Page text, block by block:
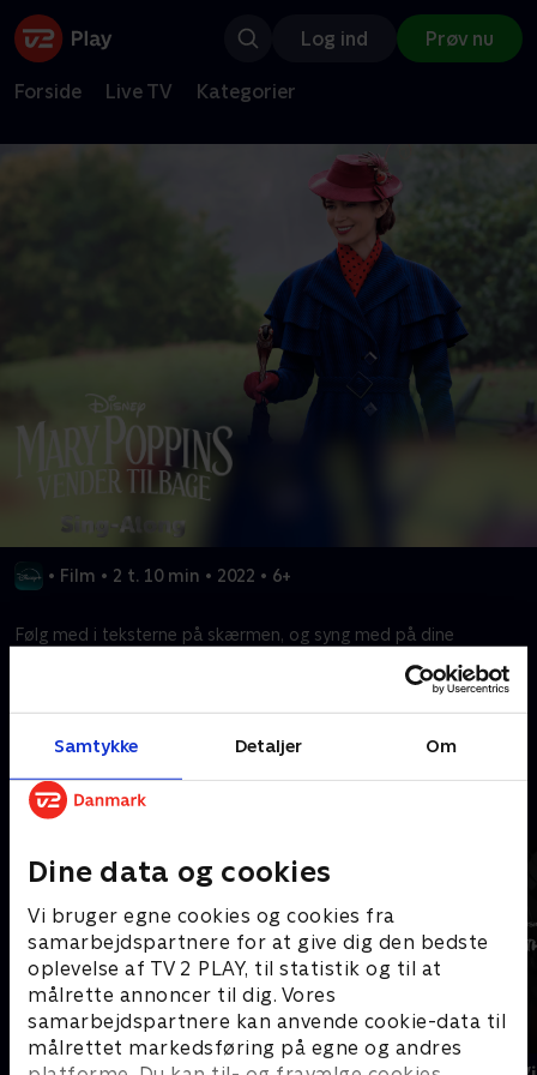
Samtykke Detaljer Om
Dine data og cookies
Vi bruger egne cookies og cookies fra
samarbejdspartnere for at give dig den bedste
oplevelse af TV 2 PLAY, til statistik og til at
målrette annoncer til dig. Vores
samarbejdspartnere kan anvende cookie-data til
målrettet markedsføring på egne og andres
Log ind Prøv nu
Forside Live TV Kategorier
• Film • 2 t. 10 min • 2022 • 6+
Følg med i teksterne på skærmen, og syng med på dine
Mere indhold fra Disney+